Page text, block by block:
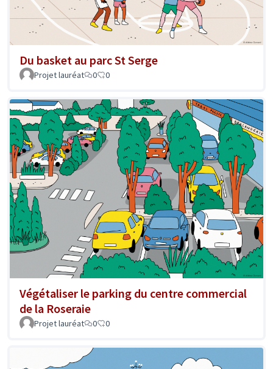
Du basket au parc St Serge
Projet lauréat 0 0
Végétaliser le parking du centre commercial
de la Roseraie
Projet lauréat 0 0